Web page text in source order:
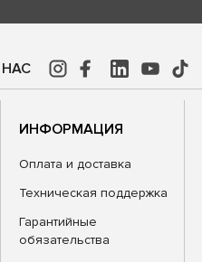
ИНФОРМАЦИЯ
Оплата и доставка
Техническая поддержка
Гарантийные
обязательства